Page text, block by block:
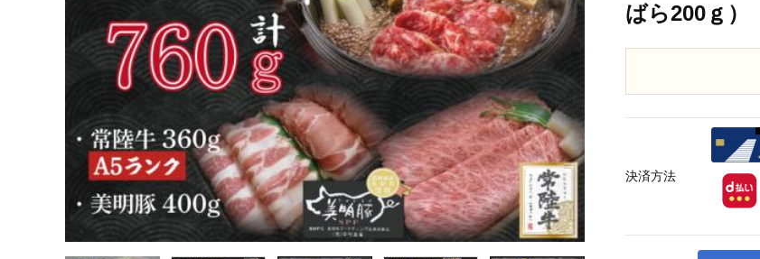
ばら200ｇ）
決済方法